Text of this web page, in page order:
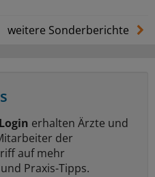
weitere Sonderberichte
erhalten Ärzte und
der
auf mehr
Praxis-Tipps.